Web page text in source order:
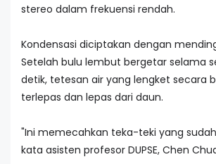
stereo dalam frekuensi rendah.
Kondensasi diciptakan dengan
Setelah bulu lembut bergetar selama
detik, tetesan air yang lengket secara
terlepas dan lepas dari daun.
"Ini memecahkan teka-teki yang
kata asisten profesor DUPSE, Chen